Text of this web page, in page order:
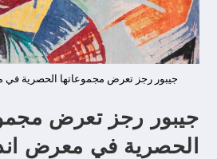
جيبور رجز تعرض مجموعاتها الحصرية
جيبور رجز تعرض
الحصرية في معرض